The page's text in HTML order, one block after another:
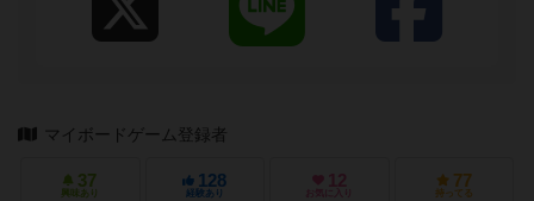
マイボードゲーム登録者
37
興味あり
128
経験あり
12
お気に入り
77
持ってる